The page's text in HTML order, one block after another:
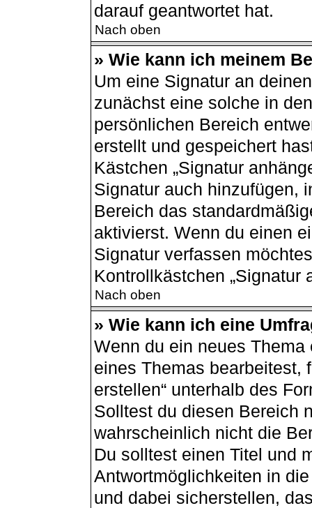
darauf geantwortet hat.
Nach oben
» Wie kann ich meinem
Um eine Signatur an
zunächst eine solche in
persönlichen Bereich
erstellt und gespeichert
Kästchen „Signatur
Signatur auch hinzufügen,
Bereich das
aktivierst. Wenn du einen
Signatur verfassen
Kontrollkästchen „Signatur
Nach oben
» Wie kann ich eine
Wenn du ein neues
eines Themas bearbeitest,
erstellen“ unterhalb des
Solltest du diesen Bereich
wahrscheinlich nicht die
Du solltest einen Titel und
Antwortmöglichkeiten in
und dabei sicherstellen,